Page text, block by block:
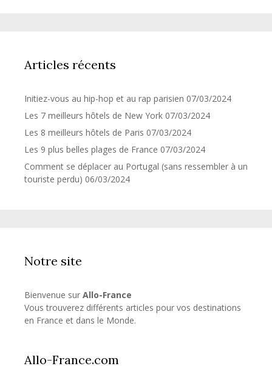
Articles récents
Initiez-vous au hip-hop et au rap parisien 07/03/2024
Les 7 meilleurs hôtels de New York 07/03/2024
Les 8 meilleurs hôtels de Paris 07/03/2024
Les 9 plus belles plages de France 07/03/2024
Comment se déplacer au Portugal (sans ressembler à un
touriste perdu) 06/03/2024
Notre site
Bienvenue sur Allo-France
Vous trouverez différents articles pour vos destinations
en France et dans le Monde.
Allo-France.com